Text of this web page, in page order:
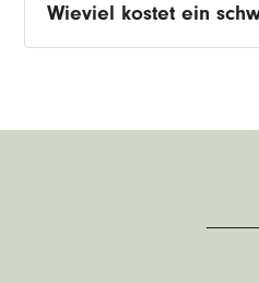
Wieviel kostet ein